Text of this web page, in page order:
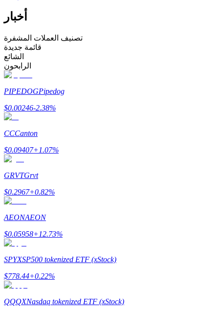
كن متداول نسخ
استمتع بتقاسم الأرباح وعمولات نسخ التداول
معلومة
مرشد
أخبار
تصنيف العملات المشفرة
قائمة جديدة
الشائع
الرابحون
PIPEDOGPipedog
$0.00246-2.38%
CCCanton
$0.09407+1.07%
GRVTGrvt
$0.2967+0.82%
AEONAEON
$0.05958+12.73%
SPYXSP500 tokenized ETF (xStock)
$778.44+0.22%
QQQXNasdaq tokenized ETF (xStock)